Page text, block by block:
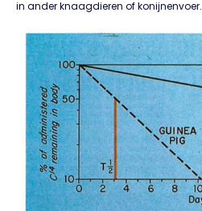
in ander knaagdieren of konijnenvoer.